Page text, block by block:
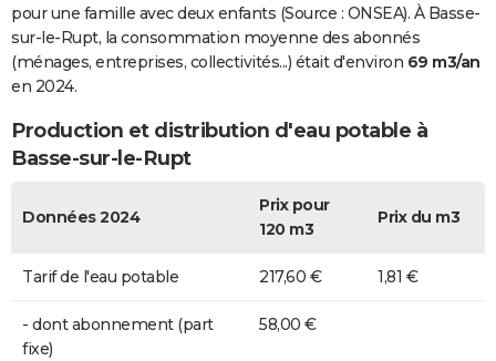
pour une famille avec deux enfants (Source : ONSEA). À Basse-
sur-le-Rupt, la consommation moyenne des abonnés
(ménages, entreprises, collectivités...) était d'environ 69 m3/an
en 2024.
Production et distribution d'eau potable à
Basse-sur-le-Rupt
Données 2024
Prix pour
120 m3
Prix du m3
Tarif de l'eau potable 217,60 € 1,81 €
- dont abonnement (part
fixe)
58,00 €